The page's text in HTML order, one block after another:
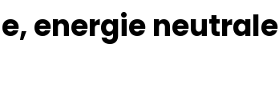
energie neutrale